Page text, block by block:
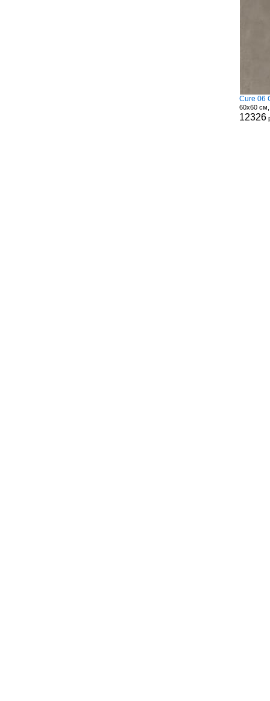
Cure 06
60x60
12326